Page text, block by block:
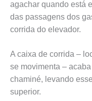
agachar quando está
das passagens dos
corrida do elevador.
A caixa de corrida –
se movimenta –
chaminé, levando
superior.